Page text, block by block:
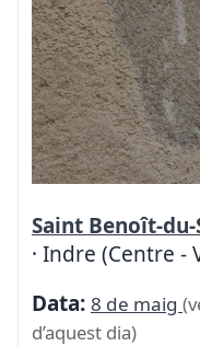
Saint Benoît-
· Indre (Centre -
Data: 8 de maig
d’aquest dia)